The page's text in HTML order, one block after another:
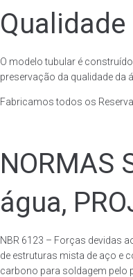
O modelo tubular é
preservação da qualidade da
Fabricamos todos os
NORMAS
água,
NBR 6123 – Forças devidas
de estruturas mista de aço e
carbono para soldagem pelo